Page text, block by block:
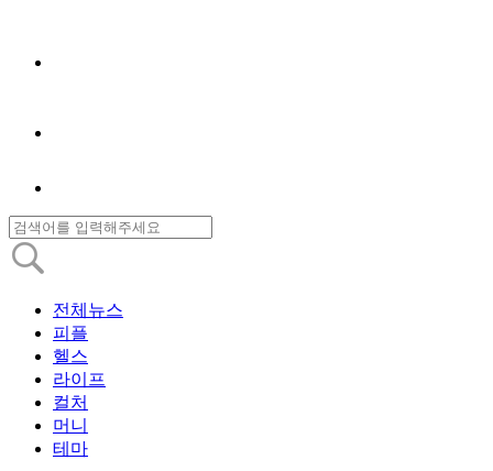
전체뉴스
피플
헬스
라이프
컬처
머니
테마